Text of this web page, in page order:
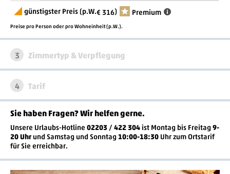
günstigster Preis (p.W.€ 316) Premium
Preise pro Person oder pro Wohneinheit (p.W.).
3 Zimmertyp & Verpflegung
4 Tarif
Sie haben Fragen? Wir helfen gerne.
Unsere Urlaubs-Hotline 02203 / 422 304 ist Montag bis Freitag9-
20 Uhr und Samstag und Sonntag 10:00-18:30 Uhr zum Ortstarif
für Sie erreichbar.